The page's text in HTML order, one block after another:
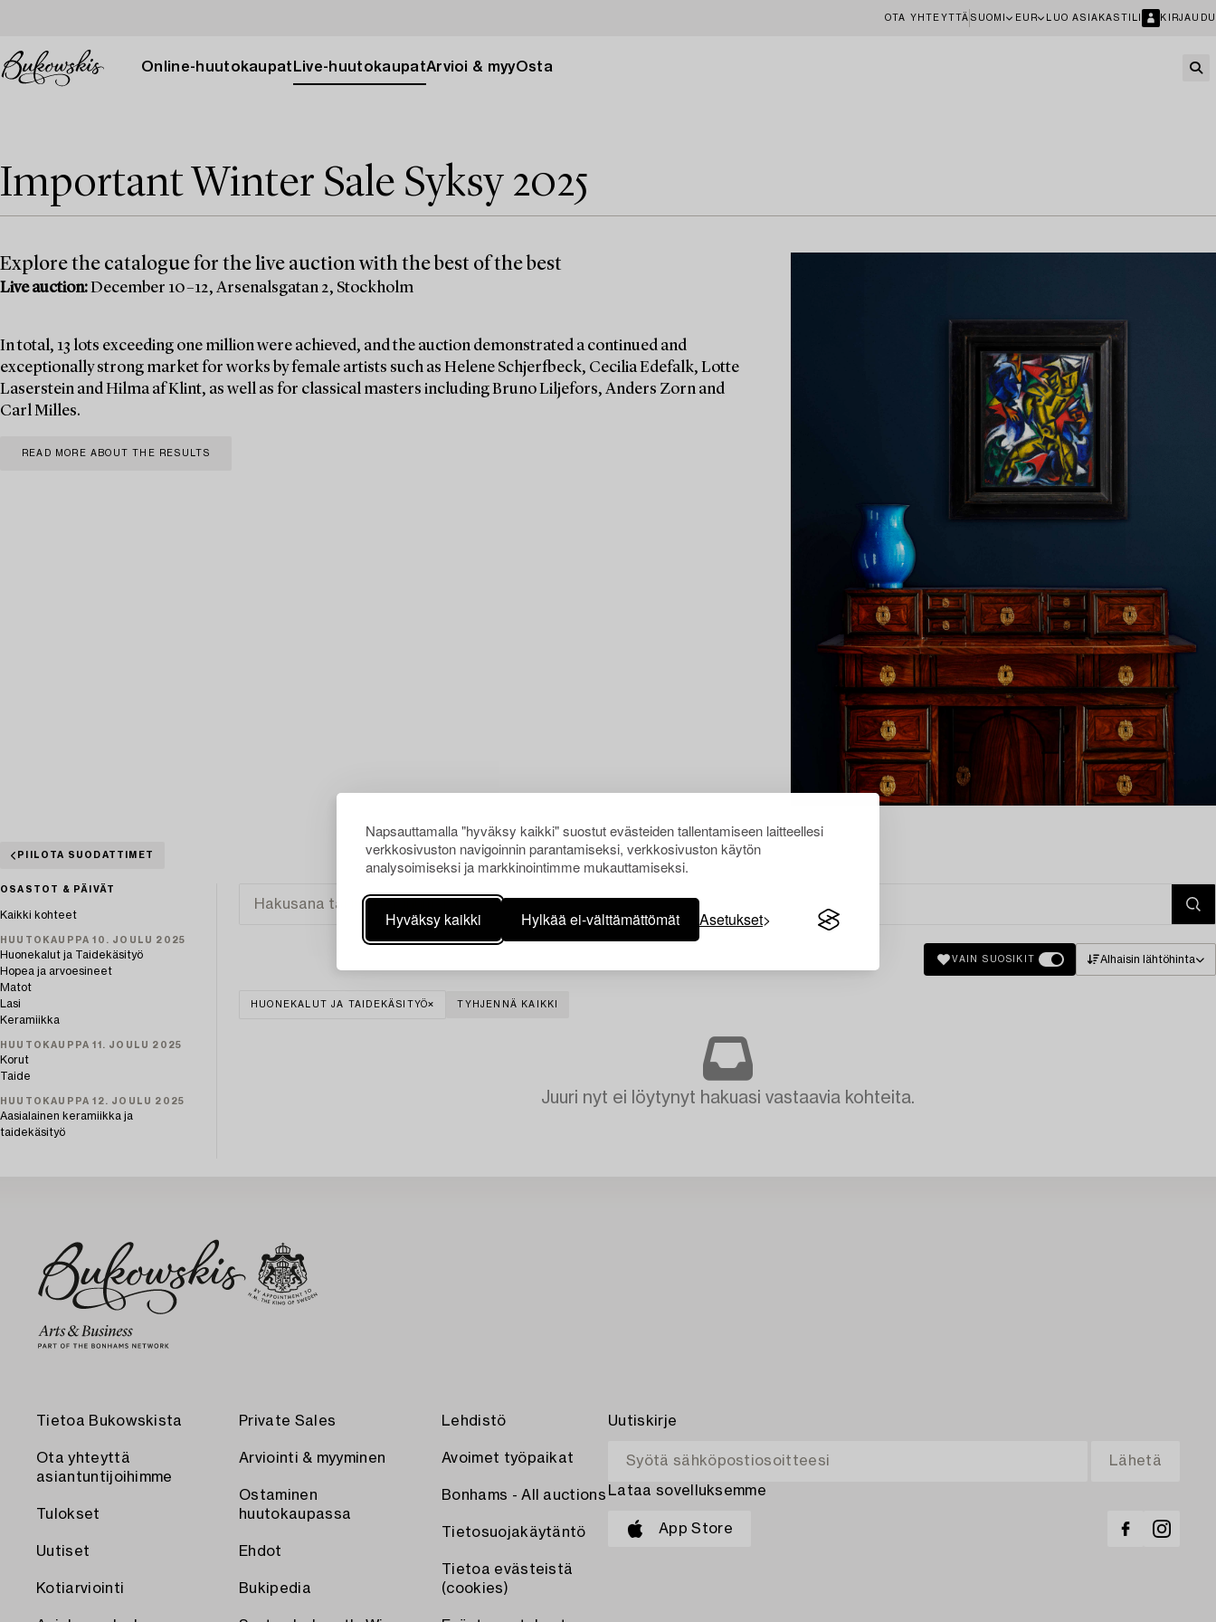
Napsauttamalla "hyväksy kaikki" suostut evästeiden tallentamiseen laitteellesi
verkkosivuston navigoinnin parantamiseksi, verkkosivuston käytön
analysoimiseksi ja markkinointimme mukauttamiseksi.
Hyväksy kaikki Hylkää ei-välttämättömät Asetukset
OTA YHTEYTTÄ SUOMI EUR LUO ASIAKASTILI KIRJAUDU
Online-huutokaupat Live-huutokaupatArvioi & myyOsta
Important Winter Sale Syksy 2025
Explore the catalogue for the live auction with the best of the best
Live auction:December 10–12, Arsenalsgatan 2, Stockholm
In total, 13 lots exceeding one million were achieved, and the auction demonstrated a continued and
exceptionally strong market for works by female artists such as Helene Schjerfbeck, Cecilia Edefalk, Lotte
Laserstein and Hilma af Klint, as well as for classical masters including Bruno Liljefors, Anders Zorn and
Carl Milles.
READ MORE ABOUT THE RESULTS
PIILOTA SUODATTIMET
OSASTOT & PÄIVÄT
Kaikki kohteet
HUUTOKAUPPA 10. JOULU 2025
Huonekalut ja Taidekäsityö
Hopea ja arvoesineet
Matot
Lasi
Keramiikka
HUUTOKAUPPA 11. JOULU 2025
Korut
Taide
HUUTOKAUPPA 12. JOULU 2025
Aasialainen keramiikka ja
taidekäsityö
VAIN SUOSIKIT Alhaisin lähtöhinta
HUONEKALUT JA TAIDEKÄSITYÖ TYHJENNÄ KAIKKI
Juuri nyt ei löytynyt hakuasi vastaavia kohteita.
Tietoa Bukowskista
Ota yhteyttä
asiantuntijoihimme
Tulokset
Uutiset
Kotiarviointi
Private Sales
Arviointi & myyminen
Ostaminen
huutokaupassa
Ehdot
Bukipedia
Lehdistö
Avoimet työpaikat
Bonhams - All auctions
Tietosuojakäytäntö
Tietoa evästeistä
(cookies)
Uutiskirje
Lataa sovelluksemme
App Store